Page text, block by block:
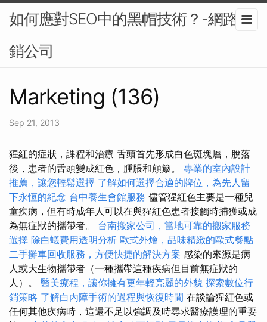
如何應對SEO中的黑帽技術？-網路行
銷公司
Marketing (136)
Sep 21, 2013
猩紅的症狀，課程和治療 舌頭首先形成白色斑塊層，脫落
後，患者的舌頭變成紅色，腫脹和顛簸。 專業的室內設計
推薦，讓您輕鬆選擇 了解如何選擇合適的牌位，為先人留
下永恆的紀念 台中養生會館服務 儘管猩紅色主要是一種兒
童疾病，但有時成年人可以在與猩紅色患者接觸時捕獲或成
為無症狀的攜帶者。 台南搬家公司，當地可靠的搬家服務
選擇 除白蟻費用透明分析 歐式外燴，品味精緻的歐式餐點
二手攤車回收服務，方便快捷的解決方案 感染的來源是病
人或大生物攜帶者（一種攜帶這種疾病但目前無症狀的
人）。 醫美療程，讓你擁有更年輕亮麗的外貌 探索數位行
銷策略 了解白內障手術的過程與恢復時間 在談論猩紅色或
任何其他疾病時，這還不足以強調及時尋求醫療護理的重要